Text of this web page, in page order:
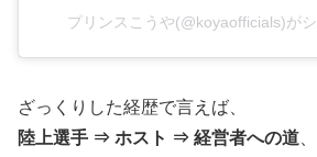
プリンスこうや(@koyaofficials)が
ざっくりした経歴で言えば、
陸上選手 ⇒ ホスト ⇒ 経営者への道